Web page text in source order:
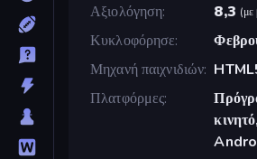
Αξιολόγηση
8,3 (με
Κυκλοφόρησε
Μηχανή παιχνιδιών
Πλατφόρμες